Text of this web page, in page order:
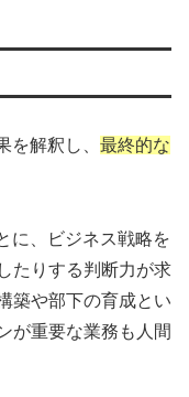
を解釈し、 最終的な
に、ビジネス戦略を
たりする判断力が求
築や部下の育成とい
が重要な業務も人間